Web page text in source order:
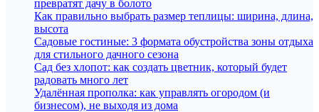
превратят дачу в болото
Как правильно выбрать размер теплицы: ширина, длина,
высота
Садовые гостиные: 3 формата обустройства зоны отдыха
для стильного дачного сезона
Сад без хлопот: как создать цветник, который будет
радовать много лет
Удалённая прополка: как управлять огородом (и
бизнесом), не выходя из дома